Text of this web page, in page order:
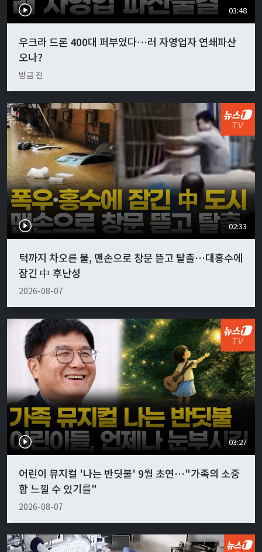
03:48
우크라 드론 400대 퍼부었다…러 자영업자 연쇄파산
오나?
방금 전
02:33
턱까지 차오른 물, 맨손으로 창문 뜯고 탈출…대홍수에
잠긴 中 후난성
2026-08-07
03:27
어린이 뮤지컬 '나는 반딧불' 9월 초연…"가족의 소중
함 느낄 수 있기를"
2026-08-07